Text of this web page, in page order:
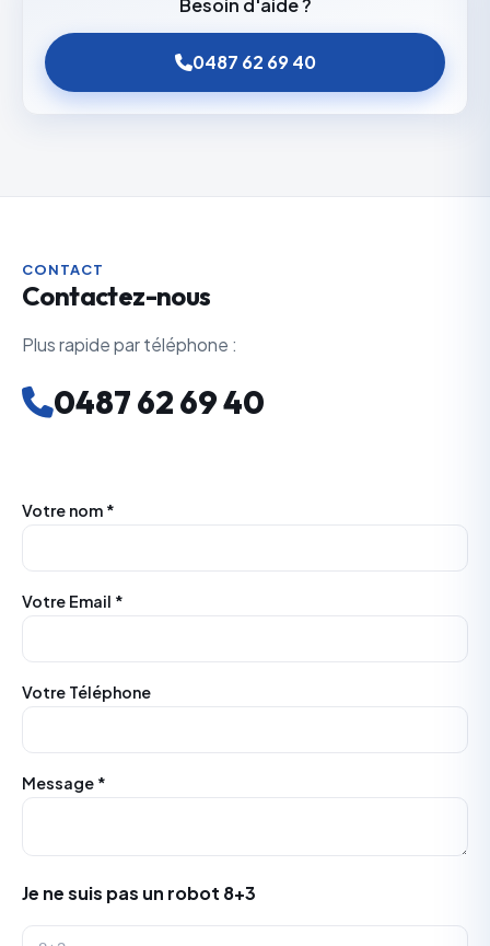
Besoin d'aide ?
0487 62 69 40
CONTACT
Contactez-nous
Plus rapide par téléphone :
0487 62 69 40
Votre nom *
Votre Email *
Votre Téléphone
Message *
Je ne suis pas un robot 8+3